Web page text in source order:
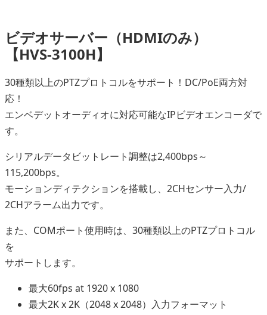
ビデオサーバー（HDMIのみ）
【HVS-3100H】
30種類以上のPTZプロトコルをサポート！DC/PoE両方対
応！
エンベデットオーディオに対応可能なIPビデオエンコーダで
す。
シリアルデータビットレート調整は2,400bps～
115,200bps。
モーションディテクションを搭載し、2CHセンサー入力/
2CHアラーム出力です。
また、COMポート使用時は、30種類以上のPTZプロトコル
を
サポートします。
最大60fps at 1920 x 1080
最大2K x 2K（2048 x 2048）入力フォーマット